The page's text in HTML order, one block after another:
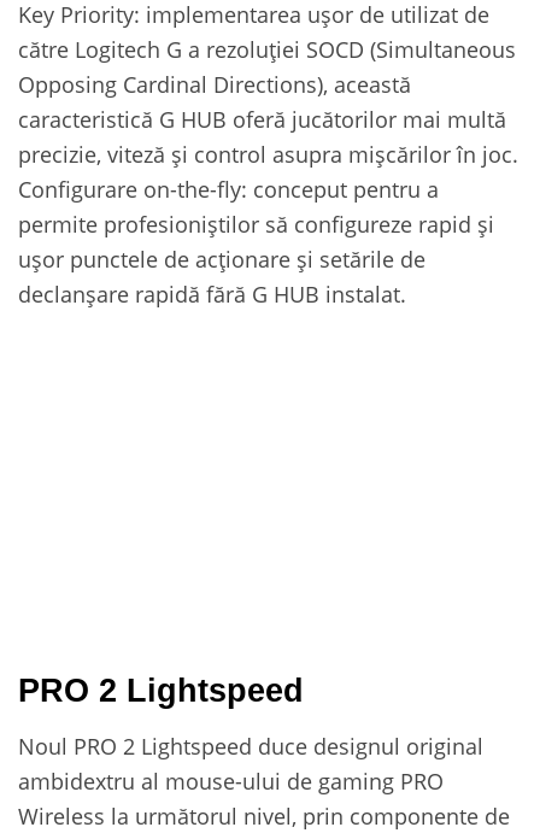
Key Priority: implementarea ușor de utilizat de
către Logitech G a rezoluției SOCD (Simultaneous
Opposing Cardinal Directions), această
caracteristică G HUB oferă jucătorilor mai multă
precizie, viteză și control asupra mișcărilor în joc.
Configurare on-the-fly: conceput pentru a
permite profesioniștilor să configureze rapid și
ușor punctele de acționare și setările de
declanșare rapidă fără G HUB instalat.
PRO 2 Lightspeed
Noul PRO 2 Lightspeed duce designul original
ambidextru al mouse-ului de gaming PRO
Wireless la următorul nivel, prin componente de